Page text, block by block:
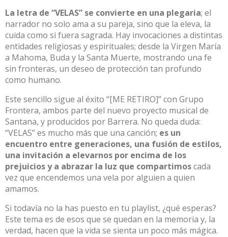
La letra de “VELAS” se convierte en una plegaria; el
narrador no solo ama a su pareja, sino que la eleva, la
cuida como si fuera sagrada. Hay invocaciones a distintas
entidades religiosas y espirituales; desde la Virgen María
a Mahoma, Buda y la Santa Muerte, mostrando una fe
sin fronteras, un deseo de protección tan profundo
como humano.​
Este sencillo sigue al éxito “[ME RETIRO]” con Grupo
Frontera, ambos parte del nuevo proyecto musical de
Santana, y producidos por Barrera. No queda duda:
“VELAS” es mucho más que una canción; es un
encuentro entre generaciones, una fusión de estilos,
una invitación a elevarnos por encima de los
prejuicios y a abrazar la luz que compartimoscada
vez que encendemos una vela por alguien a quien
amamos.​
Si todavía no la has puesto en tu playlist, ¿qué esperas?
Este tema es de esos que se quedan en la memoria y, la
verdad, hacen que la vida se sienta un poco más mágica.